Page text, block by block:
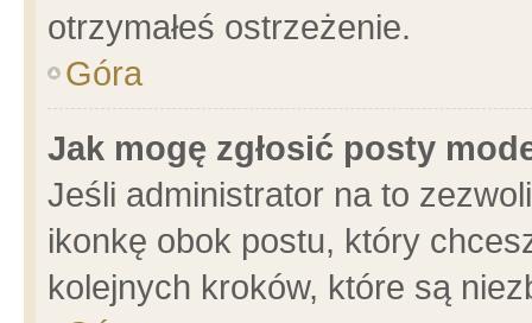
otrzymałeś ostrzeżenie.
Góra
Jak mogę zgłosić posty
Jeśli administrator na to
ikonkę obok postu, który
kolejnych kroków, które są